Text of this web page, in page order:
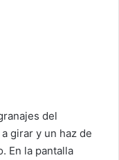
del
girar y un haz de
En la pantalla